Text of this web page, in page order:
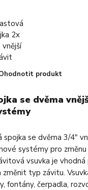
produkt
se dvěma
se dvěma 3/4"
systémy pro
vsuvka je
typ závitu.
fontány, čerpadla,